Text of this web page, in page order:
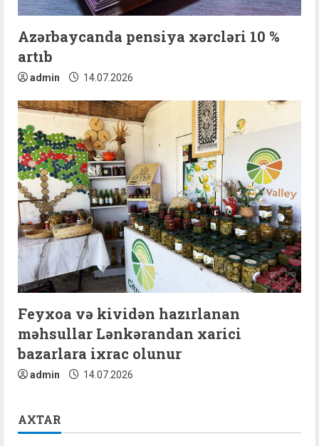
Azərbaycanda pensiya xərcləri 10 %
artıb
admin 14.07.2026
Feyxoa və kividən hazırlanan
məhsullar Lənkərandan xarici
bazarlara ixrac olunur
admin 14.07.2026
AXTAR